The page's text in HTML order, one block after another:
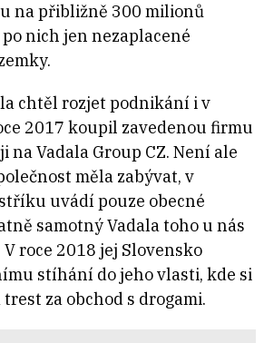
na přibližně 300 milionů
nich jen nezaplacené
chtěl rozjet podnikání i v
2017 koupil zavedenou firmu
na Vadala Group CZ. Není ale
měla zabývat, v
uvádí pouze obecné
samotný Vadala toho u nás
roce 2018 jej Slovensko
stíhání do jeho vlasti, kde si
za obchod s drogami.